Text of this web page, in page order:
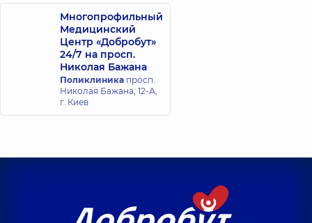
Многопрофильный
Медицинский
Центр «Добробут»
24/7 на просп.
Николая Бажана
Поликлиника просп.
Николая Бажана, 12-А,
г. Киев